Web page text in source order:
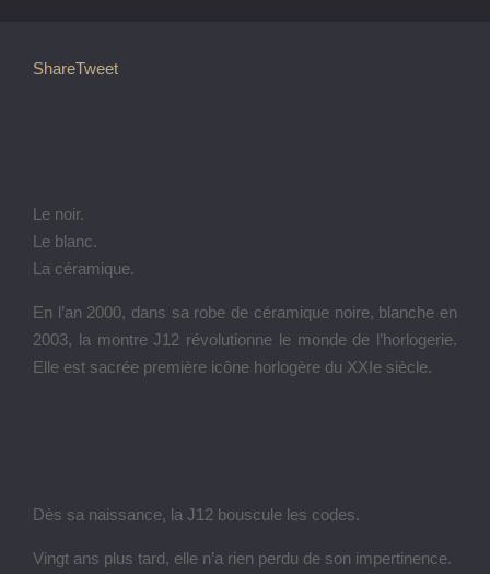
ShareTweet
Le noir.
Le blanc.
La céramique.
En l’an 2000, dans sa robe de céramique noire, blanche en
2003, la montre J12 révolutionne le monde de l’horlogerie.
Elle est sacrée première icône horlogère du XXIe siècle.
Dès sa naissance, la J12 bouscule les codes.
Vingt ans plus tard, elle n’a rien perdu de son impertinence.